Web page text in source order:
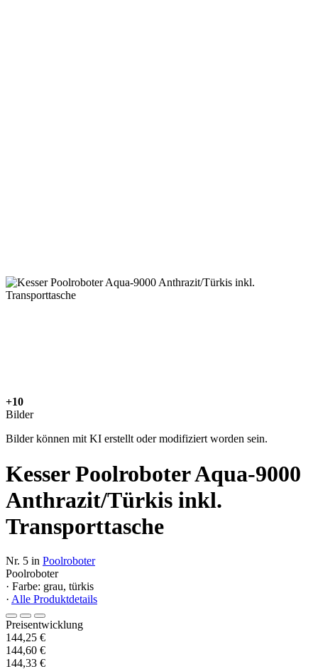
+10
Bilder
Bilder können mit KI erstellt oder modifiziert worden sein.
Kesser Poolroboter Aqua-9000
Anthrazit/Türkis inkl.
Transporttasche
Nr. 5 in Poolroboter
Poolroboter
· Farbe: grau, türkis
· Alle Produktdetails
Preisentwicklung
144,25 €
144,60 €
144,33 €